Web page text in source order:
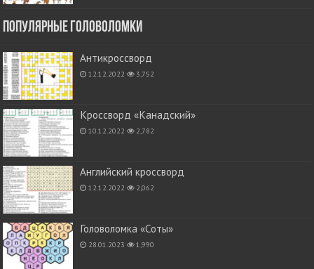
Популярные головоломки
Антикроссворд
12.12.2022 3,752
Кроссворд «Канадский»
10.12.2022 2,782
Английский кроссворд
12.12.2022 2,062
Головоломка «Соты»
28.01.2023 1,990